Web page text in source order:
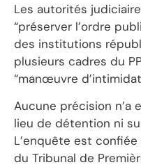
Les autorités
“préserver l’ordre
des institutions
plusieurs cadres du
“manœuvre
Aucune précision n’a
lieu de détention ni
L’enquête est
du Tribunal de